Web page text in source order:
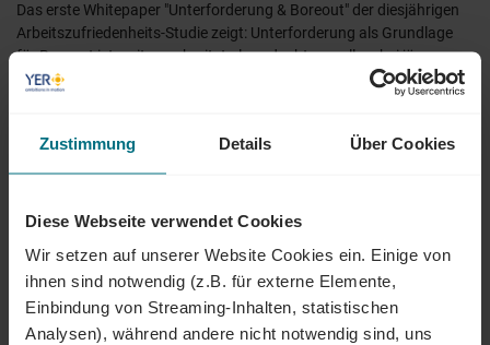
Zustimmung Details Über Cookies
Diese Webseite verwendet Cookies
Wir setzen auf unserer Website Cookies ein. Einige von
ihnen sind notwendig (z.B. für externe Elemente,
Einbindung von Streaming-Inhalten, statistischen
Analysen), während andere nicht notwendig sind, uns
Das erste Whitepaper "Unterforderung & Boreout" der diesjährigen
Arbeitszufriedenheits-Studie zeigt: Unterforderung als Grundlage
für Boreout ist weiter verbreitet als gedacht, vor allem bei jüngeren
Arbeitnehmer:innen. Dazu passt, dass eine signifikante Anzahl der
Befragten einen Jobwechsel plant. Denn einen großen Anteil an der
21